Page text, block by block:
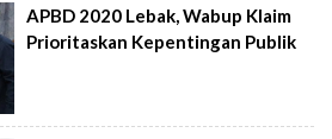
APBD 2020 Lebak, Wabup Klaim
Prioritaskan Kepentingan Publik